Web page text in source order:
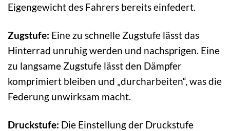
Eigengewicht des Fahrers bereits einfedert.
Zugstufe: Eine zu schnelle Zugstufe lässt das
Hinterrad unruhig werden und nachsprigen. Eine
zu langsame Zugstufe lässt den Dämpfer
komprimiert bleiben und „durcharbeiten“, was die
Federung unwirksam macht.
Druckstufe: Die Einstellung der Druckstufe